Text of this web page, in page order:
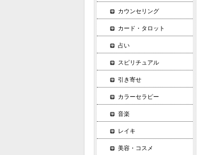
カウンセリング
カード・タロット
占い
スピリチュアル
引き寄せ
カラーセラピー
音楽
レイキ
美容・コスメ